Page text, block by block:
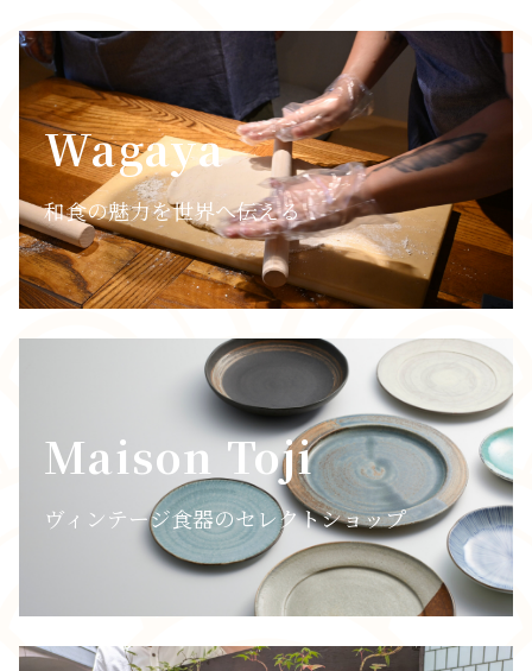
Wagaya
和食の魅力を世界へ伝える
Maison Toji
ヴィンテージ食器のセレクトショップ